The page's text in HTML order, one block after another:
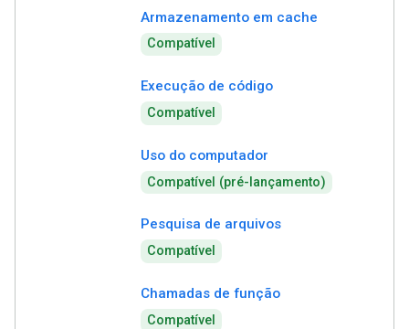
Armazenamento em cache
Compatível
Execução de código
Compatível
Uso do computador
Compatível (pré-lançamento)
Pesquisa de arquivos
Compatível
Chamadas de função
Compatível